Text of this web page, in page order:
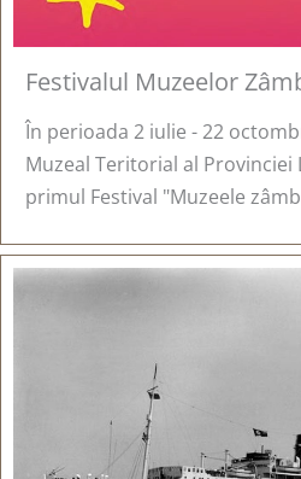
Festivalul Muzeelor
În perioada 2 iulie - 22
Muzeal Teritorial al Provinciei
primul Festival "Muzeele